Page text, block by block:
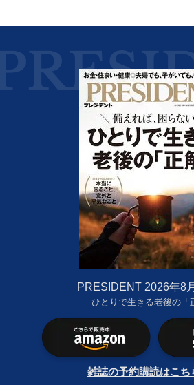
PRESIDENT 2026年8
ひとりで生きる老後の「
雑誌の予約購読はこち